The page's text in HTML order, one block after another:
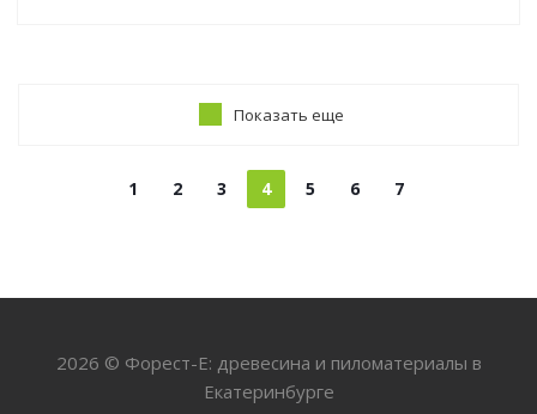
Показать еще
1 2 3 4 5 6 7
2026 © Форест-Е: древесина и пиломатериалы в
Екатеринбурге